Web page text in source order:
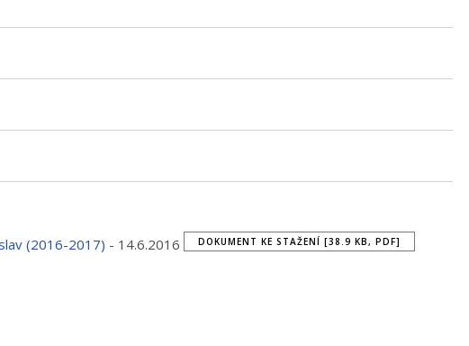
(2016-2017) - 14.6.2016 DOKUMENT KE STAŽENÍ [38.9 KB, PDF]